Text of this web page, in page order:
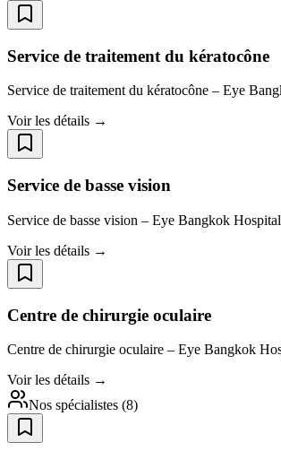
Service de traitement du kératocône
Service de traitement du kératocône – Eye
Voir les détails →
Service de basse vision
Service de basse vision – Eye Bangkok
Voir les détails →
Centre de chirurgie oculaire
Centre de chirurgie oculaire – Eye Bangkok
Voir les détails →
Nos spécialistes (8)